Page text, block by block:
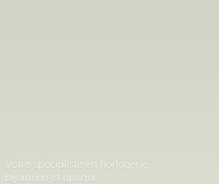
Votre spécialiste en horlogerie,
bijouterie et optique